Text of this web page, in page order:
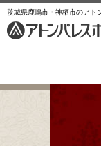
茨城県鹿嶋市・神栖市のアト